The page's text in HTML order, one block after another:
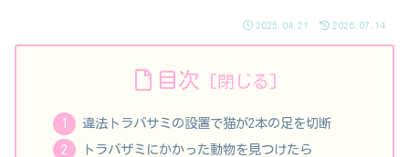
2025.04.21 2026.07.14
目次
違法トラバサミの設置で猫が2本の足を切断
トラバザミにかかった動物を見つけたら